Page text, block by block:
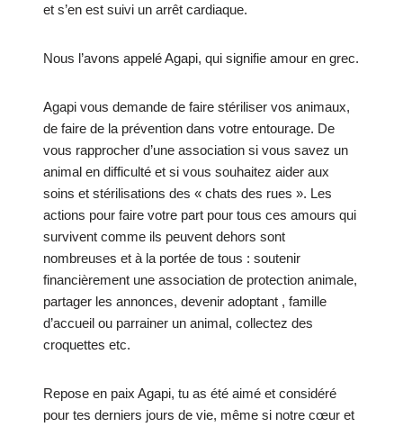
et s’en est suivi un arrêt cardiaque.
Nous l’avons appelé Agapi, qui signifie amour en grec.
Agapi vous demande de faire stériliser vos animaux,
de faire de la prévention dans votre entourage. De
vous rapprocher d’une association si vous savez un
animal en difficulté et si vous souhaitez aider aux
soins et stérilisations des « chats des rues ». Les
actions pour faire votre part pour tous ces amours qui
survivent comme ils peuvent dehors sont
nombreuses et à la portée de tous : soutenir
financièrement une association de protection animale,
partager les annonces, devenir adoptant , famille
d’accueil ou parrainer un animal, collectez des
croquettes etc.
Repose en paix Agapi, tu as été aimé et considéré
pour tes derniers jours de vie, même si notre cœur et